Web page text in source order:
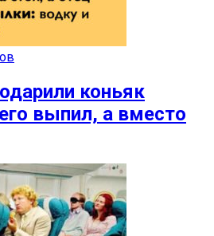
коньяк
выпил, а вместо